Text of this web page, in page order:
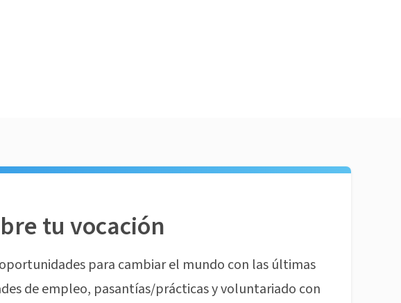
tu vocación
para cambiar el mundo con las últimas
de empleo, pasantías/prácticas y voluntariado con